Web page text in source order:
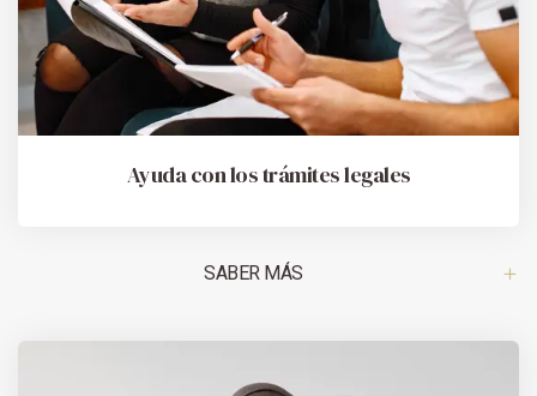
Ayuda con los trámites legales
SABER MÁS